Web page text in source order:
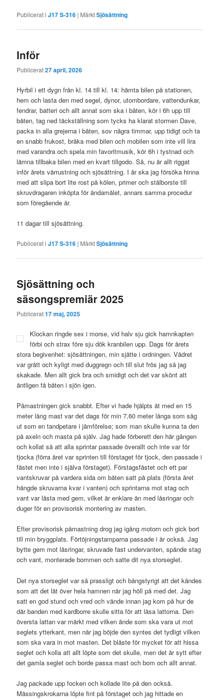
Publicerat i J17 S-316 | MärktSjösättning
Inför
Publicerat27 april, 2026
Hyrbil i ett dygn från kl. 14 till kl. 14: hämta bilen på stationen,
hem och lasta den med segel, dynor, utombordare, vattendunkar,
fendrar, batteri och allt annat som ska i båten, kör i 6h upp till
båten, tag ned täckställning som tycks ha klarat stormen Dave,
packa in alla grejerna i båten, sov några timmar, upp tidigt och ta
en snabb frukost, bråka med bilen och mobilen som inte vill lira
med varandra och spela min favoritmusik, kör 6h i tystnad och
lämna tillbaka bilen med en kvart tillgodo. Så, nu är allt riggat
inför årets vårrustning och sjösättning. I år ska jag försöka hinna
med att slipa bort lite rost på kölen, primer och stålborste till
skruvdragaren inköpta för ändamålet, annars samma procedur
som föregående år.
11 dagar till sjösättning.
Publicerat i J17 S-316 | MärktSjösättning
Sjösättning och
säsongspremiär 2025
Publicerat17 maj, 2025
Klockan ringde sex i morse, vid halv sju gick hamnkapten
förbi och strax före sju dök kranbilen upp. Dags för årets
stora begivenhet: sjösättningen, min sjätte i ordningen. Vädret
var grått och kyligt med duggregn och till slut frös jag så jag
skakade. Men allt gick bra och smidigt och det var skönt att
äntligen få båten i sjön igen.
Påmastningen gick snabbt. Efter vi hade hjälpts åt med en 15
meter lång mast var det dags för min 7,60 meter långa som såg
ut som en tandpetare i jämförelse; som man skulle kunna ta den
på axeln och masta på själv. Jag hade förberett den här gången
och kollat så att alla sprintar passade överallt och inte var för
tjocka (förra året var sprinten till förstaget för tjock, den passade i
fästet men inte i själva förstaget). Förstagsfästet och ett par
vantskruvar på vardera sida om båten satt på plats (första året
hängde skruvarna kvar i vanten) och sprintarna mot stag och
vant var låsta med gem, vilket är enklare än med låsringar och
duger för en provisorisk montering av masten.
Efter provisorisk påmastning drog jag igång motorn och gick bort
till min bryggplats. Förtöjningstamparna passade i år också. Jag
bytte gem mot låsringar, skruvade fast undervanten, spände stag
och vant, monterade bommen och satte dit nya storseglet.
Det nya storseglet var så prassligt och bångstyrigt att det kändes
som att det lät över hela hamnen när jag höll på med det. Jag
satt en god stund och vred och vände innan jag kom på hur de
där banden med kardborre skulle sitta för att låsa lattorna. Den
översta lattan var märkt med vilken ände som ska vara ut mot
seglets ytterkant, men när jag böjde den syntes det tydligt vilken
som ska vara in mot masten. Det blåste för mycket för att hissa
seglet och kolla att allt löpte som det skulle, men det är sytt efter
det gamla seglet och borde passa mast och bom och allt annat.
Jag packade upp focken och kollade lite på den också.
Mässingskrokarna löpte fint på förstaget och jag hittade en